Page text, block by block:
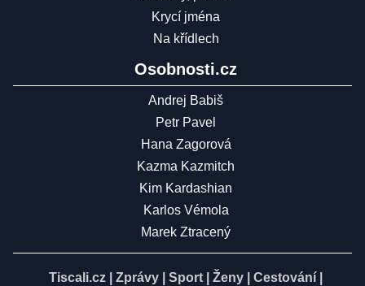
Krycí jména
Na křídlech
Osobnosti.cz
Andrej Babiš
Petr Pavel
Hana Zagorová
Kazma Kazmitch
Kim Kardashian
Karlos Vémola
Marek Ztracený
Tiscali.cz Zprávy Sport Ženy Cestování